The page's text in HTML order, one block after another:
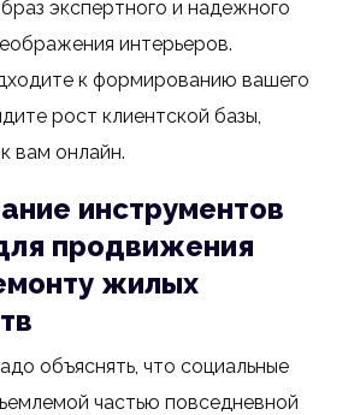
экспертного и надежного
интерьеров.
к формированию вашего
рост клиентской базы,
вам онлайн.
инструментов
продвижения
жилых
объяснять, что социальные
частью повседневной